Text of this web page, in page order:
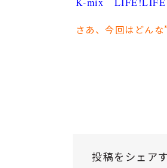
さあ、今回はどん
投稿をシェア